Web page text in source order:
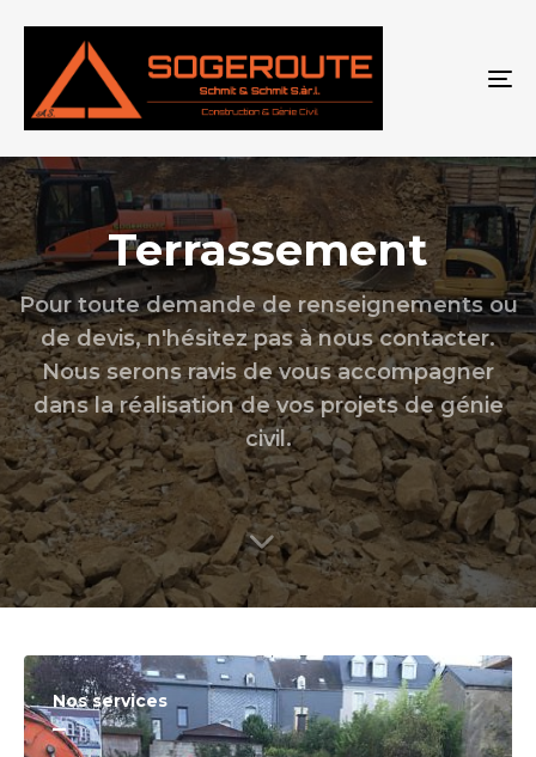
Terrassement
Pour toute demande de renseignements ou
de devis, n'hésitez pas à nous contacter.
Nous serons ravis de vous accompagner
dans la réalisation de vos projets de génie
civil.
Nos services